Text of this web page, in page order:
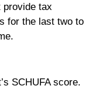
tax
for the last two to
SCHUFA score.